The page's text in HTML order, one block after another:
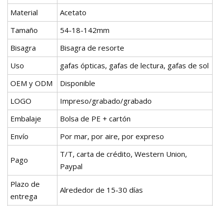
Material
Acetato
Tamaño
54-18-142mm
Bisagra
Bisagra de resorte
Uso
gafas ópticas, gafas de lectura, gafas de sol
OEM y ODM
Disponible
LOGO
Impreso/grabado/grabado
Embalaje
Bolsa de PE + cartón
Envío
Por mar, por aire, por expreso
Pago
T/T, carta de crédito, Western Union,
Paypal
Plazo de
entrega
Alrededor de 15-30 días